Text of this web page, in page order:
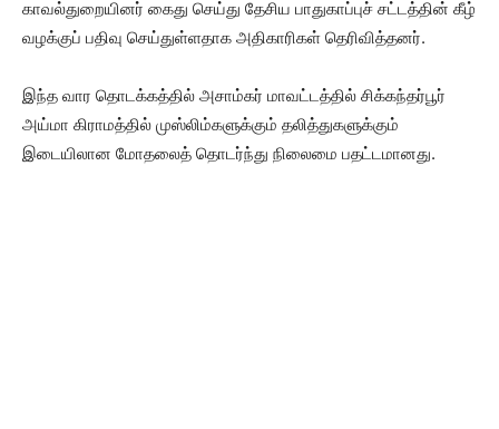
காவல்துறையினர் கைது செய்து தேசிய பாதுகாப்புச் சட்டத்தின் கீழ்
வழக்குப் பதிவு செய்துள்ளதாக அதிகாரிகள் தெரிவித்தனர்.
இந்த வார தொடக்கத்தில் அசாம்கர் மாவட்டத்தில் சிக்கந்தர்பூர்
அய்மா கிராமத்தில் முஸ்லிம்களுக்கும் தலித்துகளுக்கும்
இடையிலான மோதலைத் தொடர்ந்து நிலைமை பதட்டமானது.